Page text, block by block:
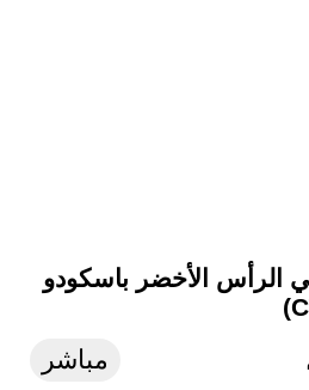
الرأس الأخضر باسكودو
مباشر